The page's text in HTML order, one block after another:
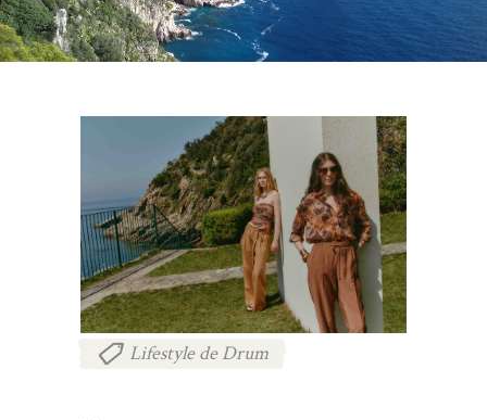
Lifestyle de Drum